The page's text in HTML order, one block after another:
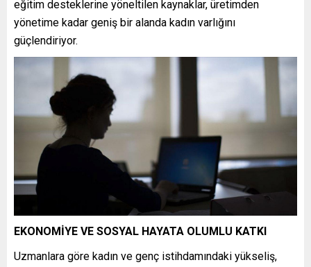
eğitim desteklerine yöneltilen kaynaklar, üretimden
yönetime kadar geniş bir alanda kadın varlığını
güçlendiriyor.
EKONOMİYE VE SOSYAL HAYATA OLUMLU KATKI
Uzmanlara göre kadın ve genç istihdamındaki yükseliş,